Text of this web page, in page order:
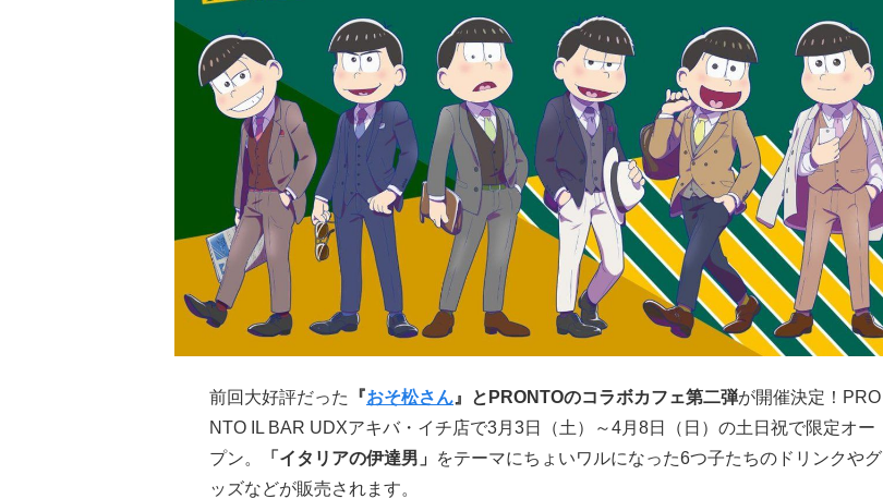
前回大好評だった 『おそ松さん 』とPRONTOのコラボカフェ第二弾が開催決定！PRO
NTO IL BAR UDXアキバ・イチ店で3月3日（土）～4月8日（日）の土日祝で限定オー
プン。
「イタリアの伊達男」
をテーマにちょいワルになった6つ子たちのドリンクやグ
ッズなどが販売されます。